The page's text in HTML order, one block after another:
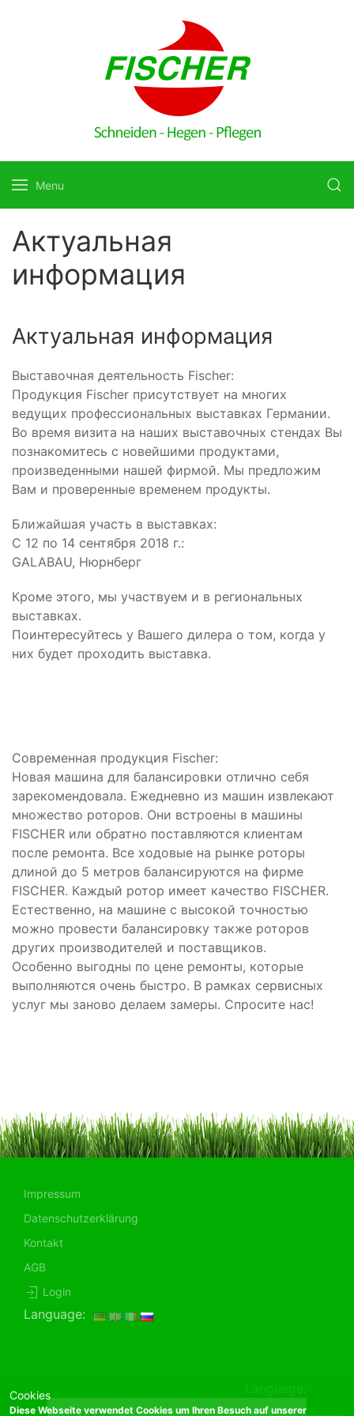
Menu
Актуальная
информация
Актуальная информация
Выставочная деятельность Fischer:
Продукция Fischer присутствует на многих
ведущих профессиональных выставках Германии.
Во время визита на наших выставочных стендах Вы
познакомитесь с новейшими продуктами,
произведенными нашей фирмой. Мы предложим
Вам и проверенные временем продукты.
Ближайшая участь в выставках:
С 12 по 14 сентября 2018 г.:
GALABAU, Нюрнберг
Кроме этого, мы участвуем и в региональных
выставках.
Поинтересуйтесь у Вашего дилера о том, когда у
них будет проходить выставка.
Современная продукция Fischer:
Новая машина для балансировки отлично себя
зарекомендовала. Ежедневно из машин извлекают
множество роторов. Они встроены в машины
FISCHER или обратно поставляются клиентам
после ремонта. Все ходовые на рынке роторы
длиной до 5 метров балансируются на фирме
FISCHER. Каждый ротор имеет качество FISCHER.
Естественно, на машине с высокой точностью
можно провести балансировку также роторов
других производителей и поставщиков.
Особенно выгодны по цене ремонты, которые
выполняются очень быстро. В рамках сервисных
услуг мы заново делаем замеры. Спросите нас!
Impressum
Datenschutzerklärung
Kontakt
AGB
Login
Language:
Cookies
Diese Webseite verwendet Cookies um Ihren Besuch auf unserer